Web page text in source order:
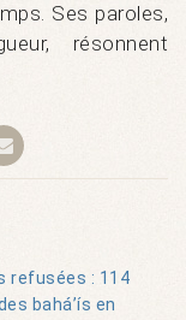
Ses paroles,
résonnent
refusées : 114
bahá’ís en